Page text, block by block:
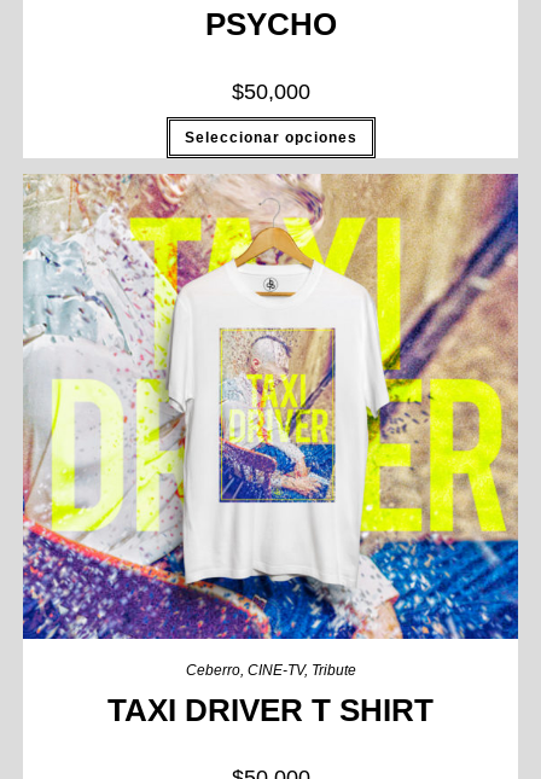
PSYCHO
$50,000
Seleccionar opciones
Ceberro, CINE-TV, Tribute
TAXI DRIVER T SHIRT